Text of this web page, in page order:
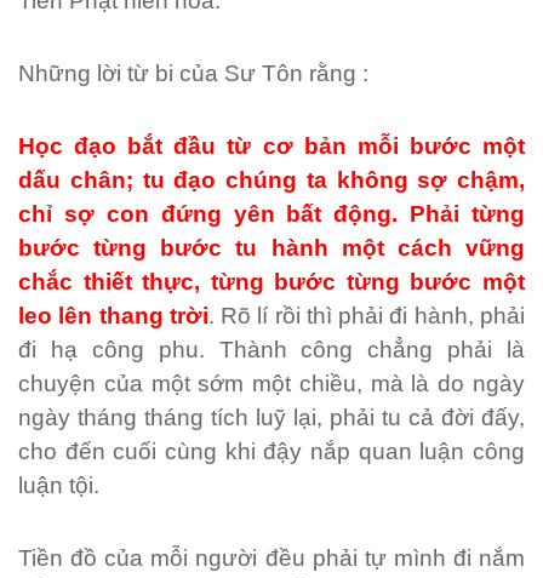
Những lời từ bi của Sư Tôn rằng :
Học đạo bắt đầu từ cơ bản mỗi bước một
dấu chân; tu đạo chúng ta không sợ chậm,
chỉ sợ con đứng yên bất động. Phải từng
bước từng bước tu hành một cách vững
chắc thiết thực, từng bước từng bước một
leo lên thang trời. Rõ lí rồi thì phải đi hành, phải
đi hạ công phu. Thành công chẳng phải là
chuyện của một sớm một chiều, mà là do ngày
ngày tháng tháng tích luỹ lại, phải tu cả đời đấy,
cho đến cuối cùng khi đậy nắp quan luận công
luận tội.
Tiền đồ của mỗi người đều phải tự mình đi nắm